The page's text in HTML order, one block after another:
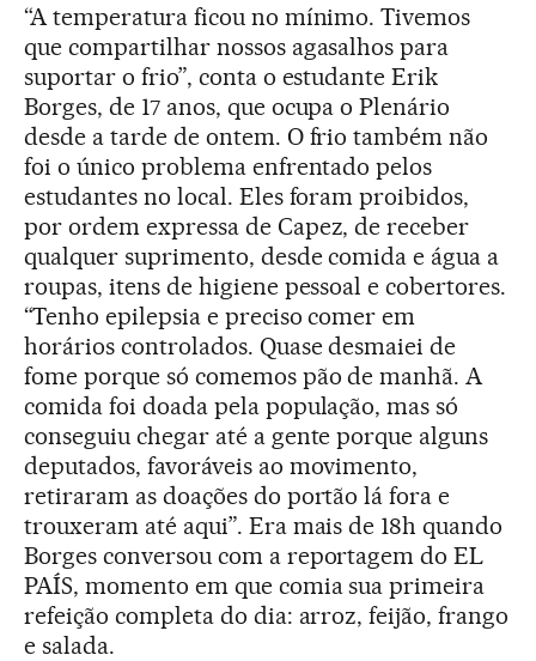
“A temperatura ficou no mínimo. Tivemos
que compartilhar nossos agasalhos para
suportar o frio”, conta o estudante Erik
Borges, de 17 anos, que ocupa o Plenário
desde a tarde de ontem. O frio também não
foi o único problema enfrentado pelos
estudantes no local. Eles foram proibidos,
por ordem expressa de Capez, de receber
qualquer suprimento, desde comida e água a
roupas, itens de higiene pessoal e cobertores.
“Tenho epilepsia e preciso comer em
horários controlados. Quase desmaiei de
fome porque só comemos pão de manhã. A
comida foi doada pela população, mas só
conseguiu chegar até a gente porque alguns
deputados, favoráveis ao movimento,
retiraram as doações do portão lá fora e
trouxeram até aqui”. Era mais de 18h quando
Borges conversou com a reportagem do EL
PAÍS, momento em que comia sua primeira
refeição completa do dia: arroz, feijão, frango
e salada.